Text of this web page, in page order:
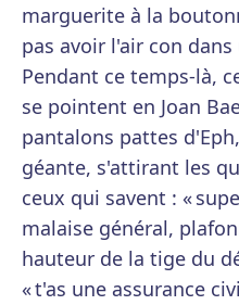
marguerite à la
pas avoir l'air con
Pendant ce temps-là,
se pointent en Joan
pantalons pattes
géante, s'attirant les
ceux qui savent : «
malaise général,
hauteur de la tige du
« t'as une assurance